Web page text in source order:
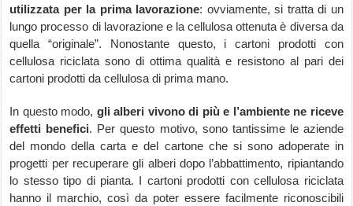
utilizzata per la prima lavorazione: ovviamente, si tratta di un
lungo processo di lavorazione e la cellulosa ottenuta è diversa da
quella “originale”. Nonostante questo, i cartoni prodotti con
cellulosa riciclata sono di ottima qualità e resistono al pari dei
cartoni prodotti da cellulosa di prima mano.
In questo modo, gli alberi vivono di più e l’ambiente ne riceve
effetti benefici. Per questo motivo, sono tantissime le aziende
del mondo della carta e del cartone che si sono adoperate in
progetti per recuperare gli alberi dopo l’abbattimento, ripiantando
lo stesso tipo di pianta. I cartoni prodotti con cellulosa riciclata
hanno il marchio, così da poter essere facilmente riconoscibili